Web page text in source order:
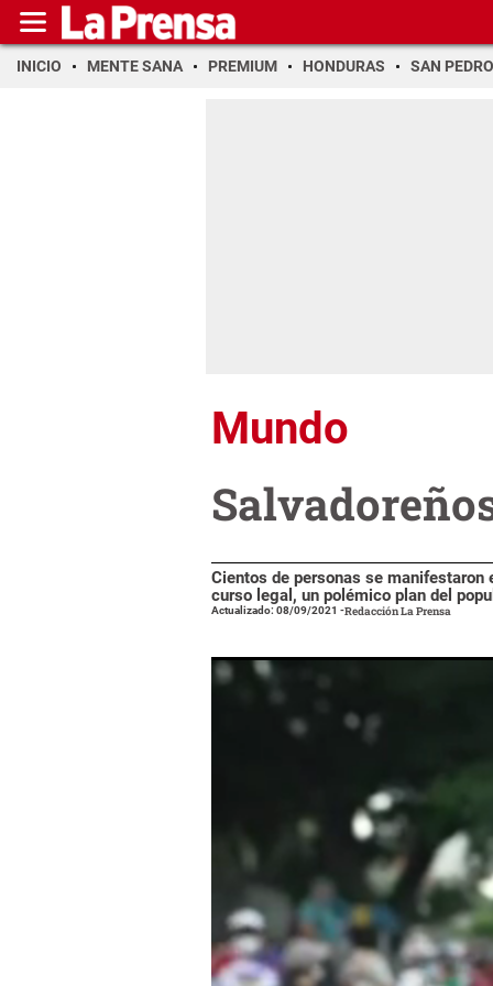
INICIO MENTE SANA PREMIUM HONDURAS SAN PEDRO
Mundo
Cientos de personas se
curso legal, un polémico plan del
Actualizado: 08/09/2021 -Redacción La Prensa